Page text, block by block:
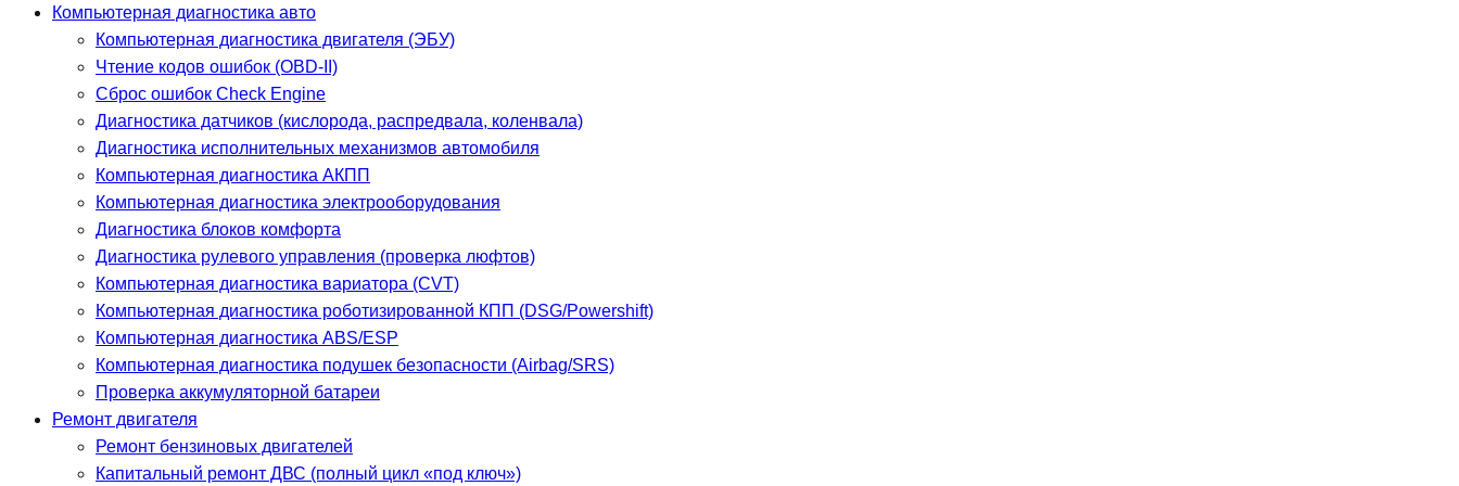
Компьютерная диагностика авто
Компьютерная диагностика двигателя (ЭБУ)
Чтение кодов ошибок (OBD-II)
Сброс ошибок Check Engine
Диагностика датчиков (кислорода, распредвала, коленвала)
Диагностика исполнительных механизмов автомобиля
Компьютерная диагностика АКПП
Компьютерная диагностика электрооборудования
Диагностика блоков комфорта
Диагностика рулевого управления (проверка люфтов)
Компьютерная диагностика вариатора (CVT)
Компьютерная диагностика роботизированной КПП (DSG/Powershift)
Компьютерная диагностика ABS/ESP
Компьютерная диагностика подушек безопасности (Airbag/SRS)
Проверка аккумуляторной батареи
Ремонт двигателя
Ремонт бензиновых двигателей
Капитальный ремонт ДВС (полный цикл «под ключ»)